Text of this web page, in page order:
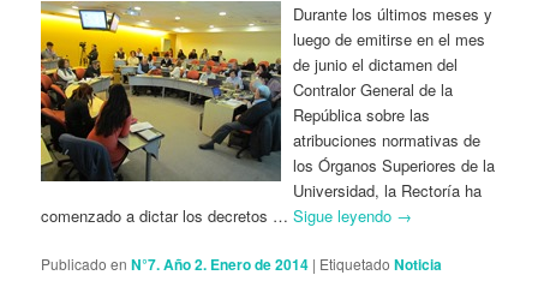
Durante los últimos meses y
luego de emitirse en el mes
de junio el dictamen del
Contralor General de la
República sobre las
atribuciones normativas de
los Órganos Superiores de la
Universidad, la Rectoría ha
comenzado a dictar los decretos …Sigue leyendo →
Publicado en N°7. Año 2. Enero de 2014 | Etiquetado Noticia